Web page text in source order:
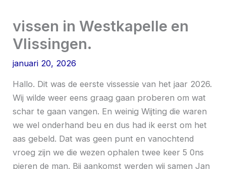
vissen in Westkapelle en
Vlissingen.
januari 20, 2026
Hallo. Dit was de eerste vissessie van het jaar 2026.
Wij wilde weer eens graag gaan proberen om wat
schar te gaan vangen. En weinig Wijting die waren
we wel onderhand beu en dus had ik eerst om het
aas gebeld. Dat was geen punt en vanochtend
vroeg zijn we die wezen ophalen twee keer 5 0ns
pieren de man. Bij aankomst werden wij samen Jan